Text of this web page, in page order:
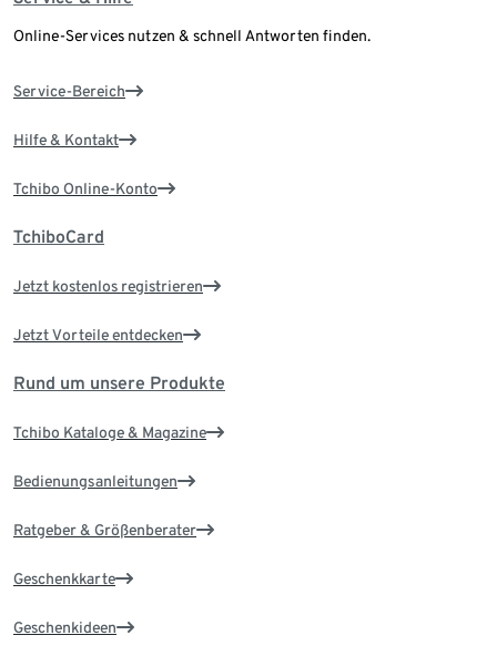
Online-Services nutzen & schnell Antworten finden.
Service-Bereich
Hilfe & Kontakt
Tchibo Online-Konto
TchiboCard
Jetzt kostenlos registrieren
Jetzt Vorteile entdecken
Rund um unsere Produkte
Tchibo Kataloge & Magazine
Bedienungsanleitungen
Ratgeber & Größenberater
Geschenkkarte
Geschenkideen